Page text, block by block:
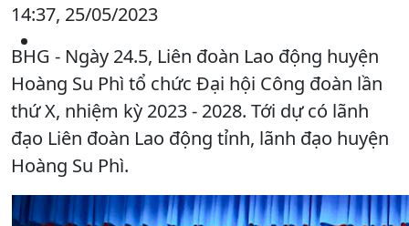
14:37, 25/05/2023
BHG - Ngày 24.5, Liên đoàn Lao động huyện
Hoàng Su Phì tổ chức Đại hội Công đoàn lần
thứ X, nhiệm kỳ 2023 - 2028. Tới dự có lãnh
đạo Liên đoàn Lao động tỉnh, lãnh đạo huyện
Hoàng Su Phì.